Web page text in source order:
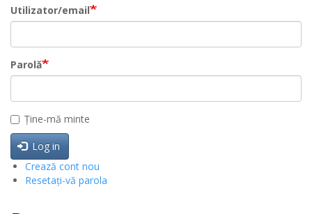
Utilizator/email
Parolă
Ține-mă minte
Log in
Crează cont nou
Resetați-vă parola